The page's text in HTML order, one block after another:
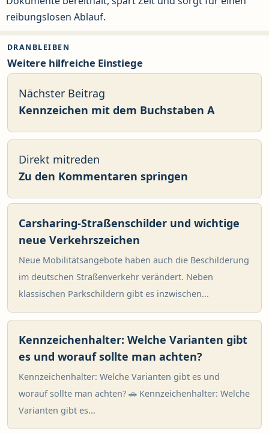
reibungslosen Ablauf.
DRANBLEIBEN
Weitere hilfreiche Einstiege
Nächster Beitrag
Kennzeichen mit dem Buchstaben A
Direkt mitreden
Zu den Kommentaren springen
Carsharing-Straßenschilder und wichtige
neue Verkehrszeichen
Neue Mobilitätsangebote haben auch die Beschilderung
im deutschen Straßenverkehr verändert. Neben
klassischen Parkschildern gibt es inzwischen...
Kennzeichenhalter: Welche Varianten gibt
es und worauf sollte man achten?
Kennzeichenhalter: Welche Varianten gibt es und
worauf sollte man achten? 🚗 Kennzeichenhalter: Welche
Varianten gibt es...